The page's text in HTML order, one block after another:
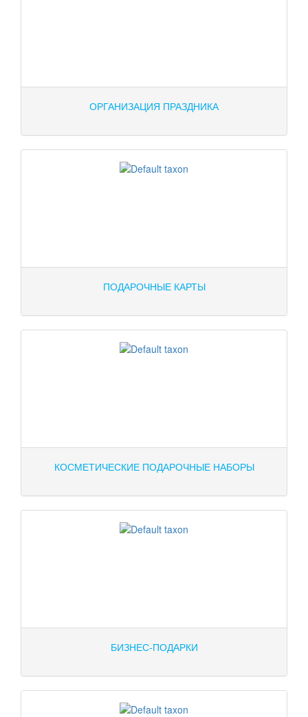
ОРГАНИЗАЦИЯ ПРАЗДНИКА
ПОДАРОЧНЫЕ КАРТЫ
КОСМЕТИЧЕСКИЕ ПОДАРОЧНЫЕ НАБОРЫ
БИЗНЕС-ПОДАРКИ